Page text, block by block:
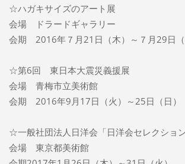
☆ハガキサイズのアート展
会場 ドラードギャラリー
会期 2016年７月21日（木）～７月29日（
☆第6回 東日本大震災義援展
会場 青梅市立美術館
会期 2016年9月17日（火）～25日（日）
☆一般社団法人日洋会「日洋会セレクシ
会場 東京都美術館